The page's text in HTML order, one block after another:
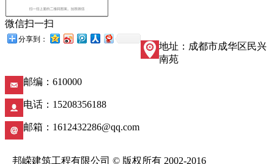
微信扫一扫
分享到：
地址：成都市成华区民兴
南苑
邮编：610000
电话：15208356188
邮箱：1612432286@qq.com
邦嵘建筑工程有限公司 © 版权所有 2002-2016